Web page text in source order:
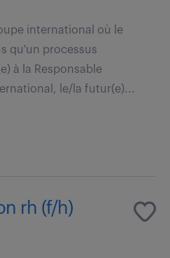
international où le
qu'un processus
à la Responsable
le/la futur(e)...
rh (f/h)